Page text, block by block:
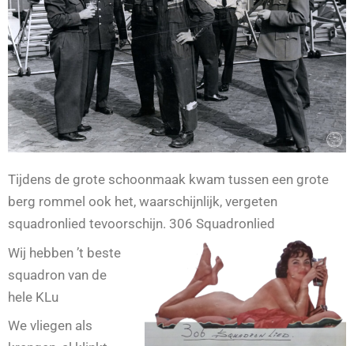
Tijdens de grote schoonmaak kwam tussen een grote
berg rommel ook het, waarschijnlijk, vergeten
squadronlied tevoorschijn. 306 Squadronlied
Wij hebben ’t beste
squadron van de
hele KLu
We vliegen als